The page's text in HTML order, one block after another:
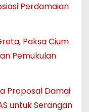
Perdamaian
Paksa Cium
Pemukulan
Proposal Damai
untuk Serangan